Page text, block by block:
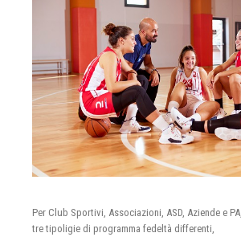
Per Club Sportivi, Associazioni, ASD, Aziende e PA,
tre tipoligie di programma fedeltà differenti,